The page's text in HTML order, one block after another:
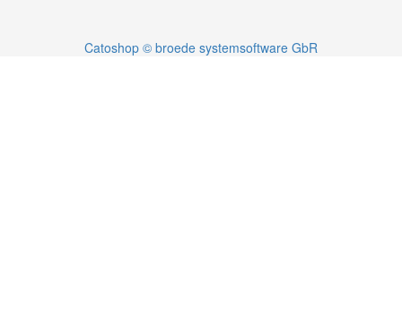
Catoshop © broede systemsoftware GbR